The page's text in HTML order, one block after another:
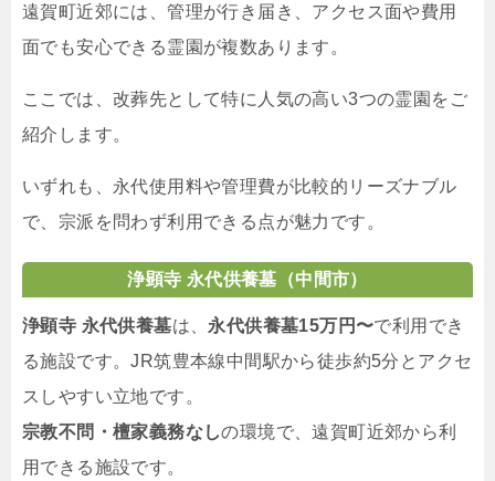
遠賀町近郊には、管理が行き届き、アクセス面や費用
面でも安心できる霊園が複数あります。
ここでは、改葬先として特に人気の高い3つの霊園をご
紹介します。
いずれも、永代使用料や管理費が比較的リーズナブル
で、宗派を問わず利用できる点が魅力です。
浄顕寺 永代供養墓（中間市）
浄顕寺 永代供養墓は、 永代供養墓15万円〜で利用でき
る施設です。JR筑豊本線中間駅から徒歩約5分とアクセ
スしやすい立地です。
宗教不問・檀家義務なしの環境で、遠賀町近郊から利
用できる施設です。